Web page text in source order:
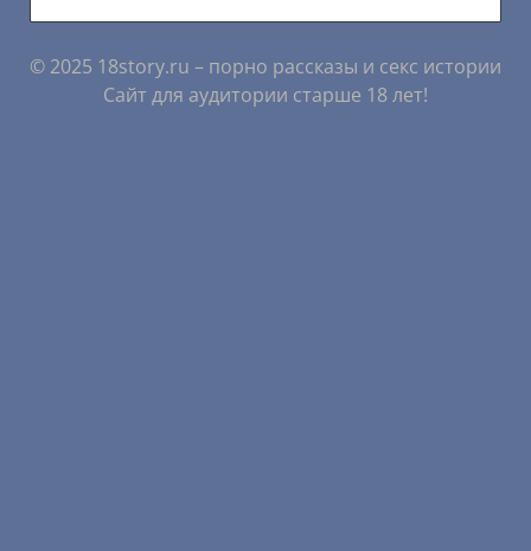
© 2025 18story.ru – порно рассказы и секс истории
Сайт для аудитории старше 18 лет!